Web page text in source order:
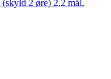
2 øre) 2,2 mål.